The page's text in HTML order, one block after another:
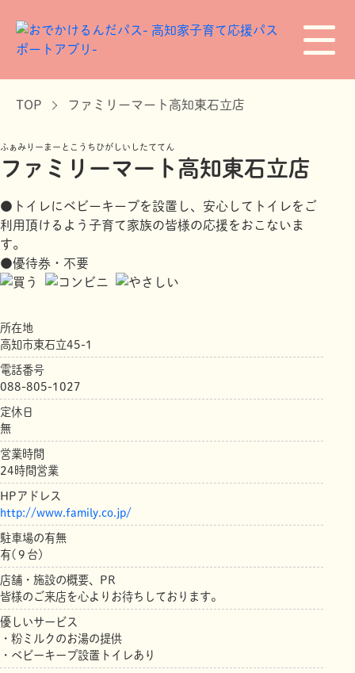
TOP ファミリーマート高知東石立店
ふぁみりーまーとこうちひがしいしたててん
ファミリーマート高知東石立店
●トイレにベビーキープを設置し、安心してトイレをご
利用頂けるよう子育て家族の皆様の応援をおこないま
す。
●優待券・不要
所在地
高知市東石立45-1
電話番号
088-805-1027
定休日
無
営業時間
24時間営業
HPアドレス
http://www.family.co.jp/
駐車場の有無
有(９台)
店舗・施設の概要、PR
皆様のご来店を心よりお待ちしております。
優しいサービス
・粉ミルクのお湯の提供
・ベビーキープ設置トイレあり